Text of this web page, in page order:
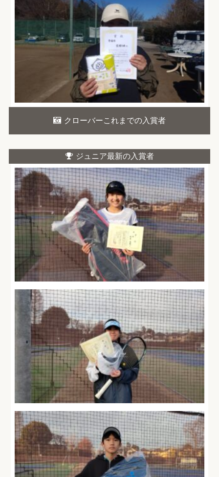
クローバーこれまでの入賞者
ジュニア最新の入賞者